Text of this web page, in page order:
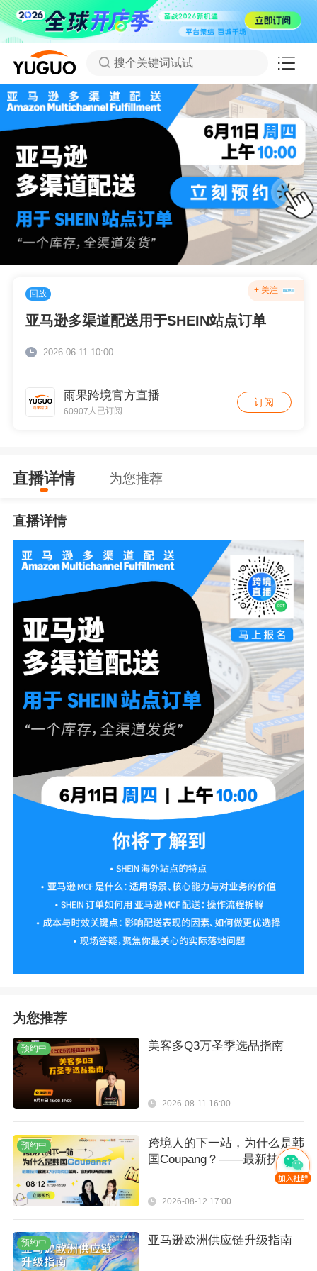
搜个关键词试试
回放 + 关注
亚马逊多渠道配送用于SHEIN站点订单
2026-06-11 10:00
雨果跨境官方直播
60907 人已订阅
订阅
直播详情 为您推荐
直播详情
为您推荐
预约中 美客多Q3万圣季选品指南
2026-08-11 16:00
预约中
跨境人的下一站，为什么是韩
国Coupang？——最新扶持政
策（限时）&大时尚类目选品
2026-08-12 17:00
预约中 亚马逊欧洲供应链升级指南